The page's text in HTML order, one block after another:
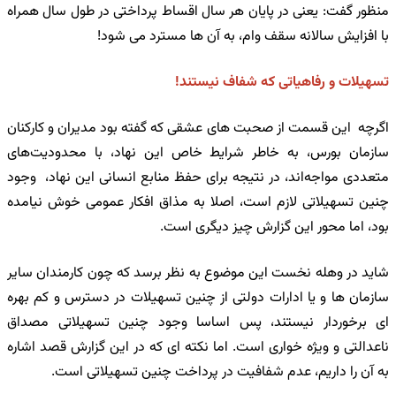
منظور گفت: یعنی در پایان هر سال اقساط پرداختی در طول سال همراه
با افزایش سالانه سقف وام، به آن ها مسترد می شود!
تسهیلات و رفاهیاتی که شفاف نیستند!
اگرچه این قسمت از صحبت های عشقی که گفته بود مدیران و کارکنان
سازمان بورس، به خاطر شرایط خاص این نهاد، با محدودیت‌های
متعددی مواجه‌اند، در نتیجه برای حفظ منابع انسانی این نهاد، وجود
چنین تسهیلاتی لازم است، اصلا به مذاق افکار عمومی خوش نیامده
بود، اما محور این گزارش چیز دیگری است.
شاید در وهله نخست این موضوع به نظر برسد که چون کارمندان سایر
سازمان ها و یا ادارات دولتی از چنین تسهیلات در دسترس و کم بهره
ای برخوردار نیستند، پس اساسا وجود چنین تسهیلاتی مصداق
ناعدالتی و ویژه خواری است. اما نکته ای که در این گزارش قصد اشاره
به آن را داریم، عدم شفافیت در پرداخت چنین تسهیلاتی است.